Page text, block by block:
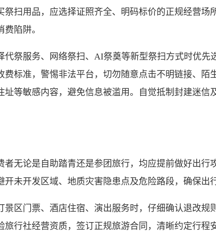
用品，应选择证照齐全、明码标价的正规经营场
陷阱。
服务、网络祭扫、AI祭奠等新型祭扫方式时优先
费标准，警惕非法平台，切勿随意点击不明链接、陌
址等敏感内容，避免信息被滥用。自觉抵制封建迷信
论是自助踏青还是参团旅行，均应提前做好出行
未开发区域、地质灾害隐患点及危险路段，确保出
门票、酒店住宿、演出服务时，仔细确认退改规
行社经营资质，签订正规旅游合同，清晰约定行程